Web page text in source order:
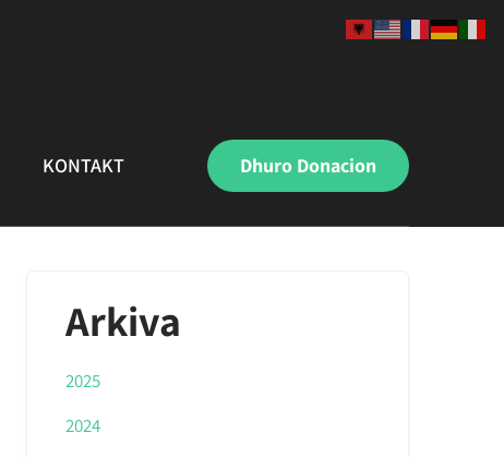
KONTAKT Dhuro Donacion
Arkiva
2025
2024